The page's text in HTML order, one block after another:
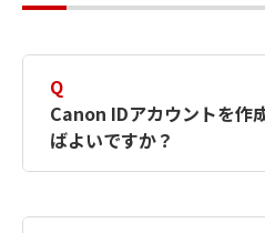
Q
Canon IDアカウントを作
ばよいですか？